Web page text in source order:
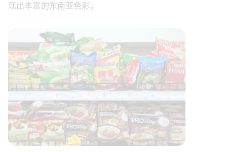
现出丰富的东南亚色彩。